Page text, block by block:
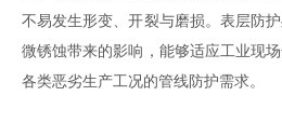
不易发生形变、开裂与磨损。表层防
微锈蚀带来的影响，能够适应工业现
各类恶劣生产工况的管线防护需求。